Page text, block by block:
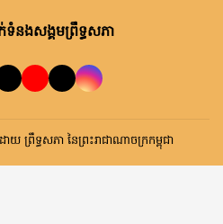
នងសង្គមព្រឹទ្ធសភា
ព្រឹទ្ធសភា នៃព្រះរាជាណាចក្រកម្ពុជា